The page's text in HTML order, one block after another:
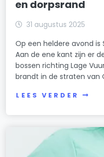
en dorpsrand
31 augustus 2025
Op een heldere avond
Aan de ene kant zijn er
bossen richting Lage
brandt in de straten van
LEES VERDER